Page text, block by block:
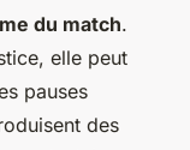
du match.
elle peut
pauses
des